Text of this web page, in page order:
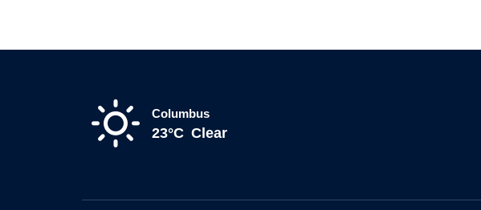
Columbus
23°C Clear